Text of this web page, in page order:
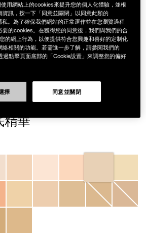
精華
用網站上的cookies來提升您的個人化體驗，並根
資訊，按一下「同意並關閉」以同意此類的
。為了確保我們網站的正常運作並在您瀏覽過程
要的cookies。在獲得您的同意後，我們與我們的合
的網上行為，以便提供符合您興趣和喜好的定制化
絡相關的功能。若需進一步了解，請參閱我們的
過點擊頁面底部的「Cookie設置」來調整您的偏好
擇 同意並關閉